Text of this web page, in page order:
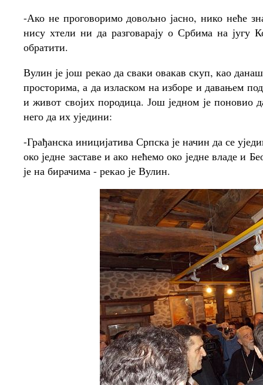
-Ако не проговоримо довољно јасно, нико неће
нису хтели ни да разговарају о Србима на југу
обратити.
Вулин је још рекао да сваки овакав скуп, као
просторима, а да изласком на изборе и давањем
и живот својих породица. Још једном је
него да их уједини:
-Грађанска иницијатива Српска је начин да се
око једне заставе и ако нећемо око једне владе и
је на бирачима - рекао је Вулин.